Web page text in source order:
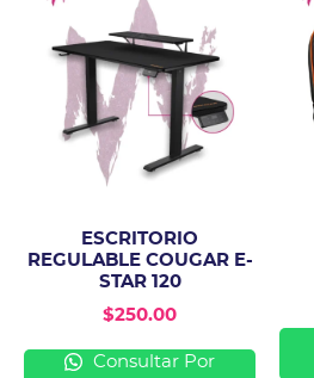
ESCRITORIO
REGULABLE COUGAR E-
STAR 120
$250.00
Consultar Por